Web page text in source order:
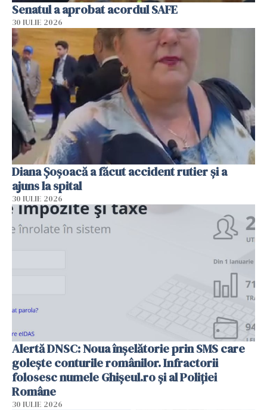
Senatul a aprobat acordul SAFE
30 IULIE 2026
Diana Șoșoacă a făcut accident rutier și a
ajuns la spital
30 IULIE 2026
Alertă DNSC: Noua înșelătorie prin SMS care
golește conturile românilor. Infractorii
folosesc numele Ghișeul.ro și al Poliției
Române
30 IULIE 2026